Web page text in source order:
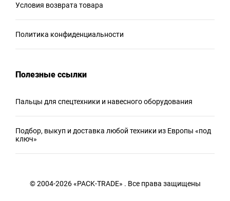
Условия возврата товара
Политика конфиденциальности
Полезные ссылки
Пальцы для спецтехники и навесного оборудования
Подбор, выкуп и доставка любой техники из Европы «под
ключ»
© 2004-2026 «PACK-TRADE» . Все права защищены